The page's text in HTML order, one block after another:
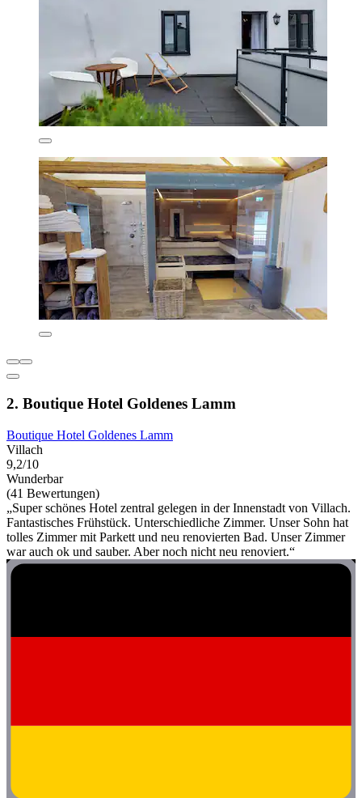
2. Boutique Hotel Goldenes Lamm
Boutique Hotel Goldenes Lamm
Villach
9,2/10
Wunderbar
(41 Bewertungen)
„Super schönes Hotel zentral gelegen in der Innenstadt von Villach.
Fantastisches Frühstück. Unterschiedliche Zimmer. Unser Sohn hat
tolles Zimmer mit Parkett und neu renovierten Bad. Unser Zimmer
war auch ok und sauber. Aber noch nicht neu renoviert.“